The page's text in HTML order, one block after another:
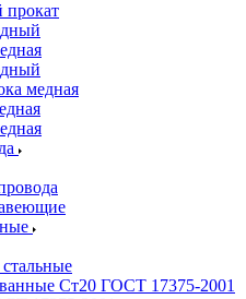
медная
Ст20 ГОСТ 17375-2001